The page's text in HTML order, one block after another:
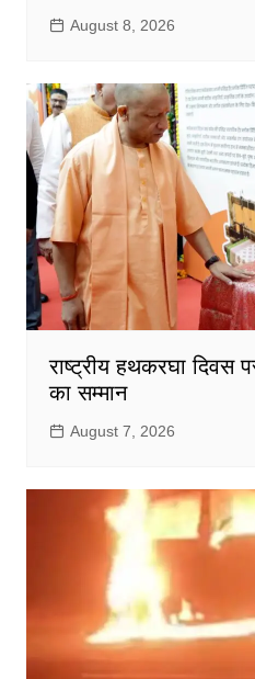
August 8, 2026
राष्ट्रीय हथकरघा दिवस
का सम्मान
August 7, 2026